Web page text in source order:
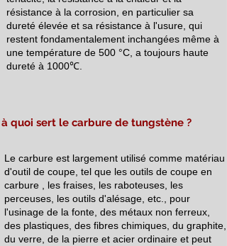
résistance à la corrosion, en particulier sa
dureté élevée et sa résistance à l'usure, qui
restent fondamentalement inchangées même à
une température de 500 °C, a toujours haute
dureté à 1000℃.
à quoi sert le carbure de tungstène ?
Le carbure est largement utilisé comme matériau
d'outil de coupe, tel que les outils de coupe en
carbure , les fraises, les raboteuses, les
perceuses, les outils d'alésage, etc., pour
l'usinage de la fonte, des métaux non ferreux,
des plastiques, des fibres chimiques, du graphite,
du verre, de la pierre et acier ordinaire et peut